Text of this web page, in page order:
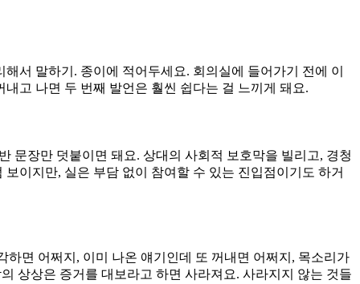
서 말하기. 종이에 적어두세요. 회의실에 들어가기 전에 이
고 나면 두 번째 발언은 훨씬 쉽다는 걸 느끼게 돼요.
문장만 덧붙이면 돼요. 상대의 사회적 보호막을 빌리고, 경청
이지만, 실은 부담 없이 참여할 수 있는 진입점이기도 하거
면 어쩌지, 이미 나온 얘기인데 또 꺼내면 어쩌지, 목소리가
상상은 증거를 대보라고 하면 사라져요. 사라지지 않는 것들